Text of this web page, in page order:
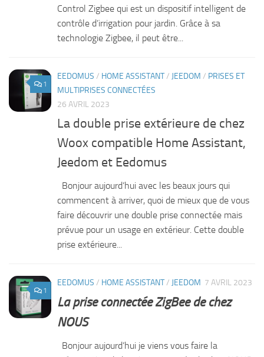
Control Zigbee qui est un dispositif intelligent de
contrôle d’irrigation pour jardin. Grâce à sa
technologie Zigbee, il peut être...
1
EEDOMUS / HOME ASSISTANT/ JEEDOM / PRISES ET
MULTIPRISES CONNECTÉES
26 AVRIL 2023
La double prise extérieure de chez
Woox compatible Home Assistant,
Jeedom et Eedomus
Bonjour aujourd’hui avec les beaux jours qui
commencent à arriver, quoi de mieux que de vous
faire découvrir une double prise connectée mais
prévue pour un usage en extérieur. Cette double
prise extérieure...
1
EEDOMUS / HOME ASSISTANT/ JEEDOM 7 AVRIL 2023
La prise connectée ZigBee de chez
NOUS
Bonjour aujourd’hui je viens vous faire la